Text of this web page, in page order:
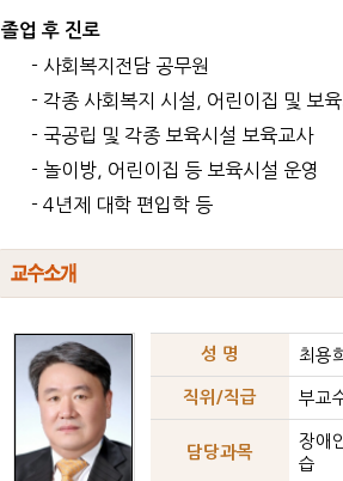
졸업 후 진로
- 사회복지전담 공무원
- 각종 사회복지 시설, 어린이집 및 보
- 국공립 및 각종 보육시설 보육교사
- 놀이방, 어린이집 등 보육시설 운영
- 4년제 대학 편입학 등
성 명 최용희
직위/직급 부교
담당과목
장애
습